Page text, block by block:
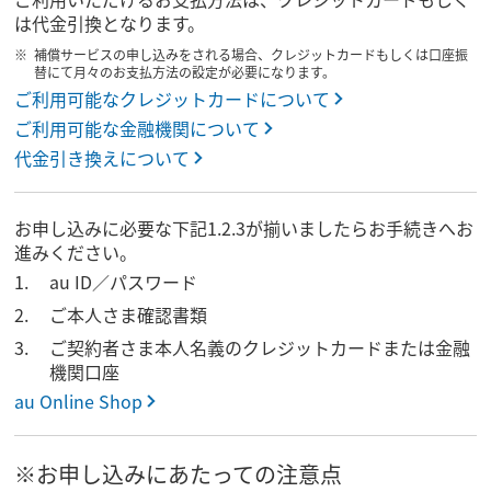
は代金引換となります。
補償サービスの申し込みをされる場合、クレジットカードもしくは口座振
替にて月々のお支払方法の設定が必要になります。
ご利用可能なクレジットカードについて
ご利用可能な金融機関について
代金引き換えについて
お申し込みに必要な下記1.2.3が揃いましたらお手続きへお
進みください。
au ID／パスワード
ご本人さま確認書類
ご契約者さま本人名義のクレジットカードまたは金融
機関口座
au Online Shop
※お申し込みにあたっての注意点